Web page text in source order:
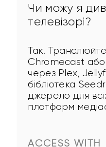
Чи можу я
телевізорі?
Так.
Chromecast або
через Plex,
бібліотека
джерело для
платформ
ACCESS WITH